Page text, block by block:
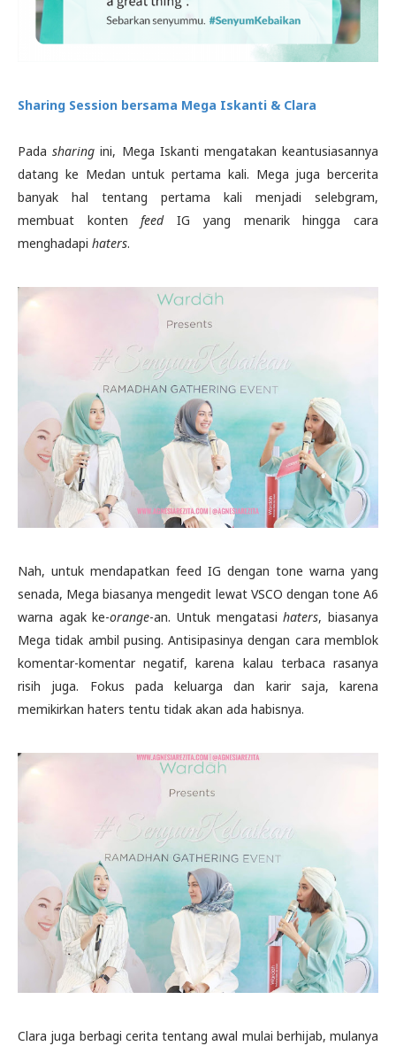
Sharing Session bersama Mega Iskanti & Clara
Padasharing ini, Mega Iskanti mengatakan keantusiasannya
datang ke Medan untuk pertama kali. Mega juga bercerita
banyak hal tentang pertama kali menjadi selebgram,
membuat kontenfeedIG yang menarik hingga cara
menghadapi haters.
Nah, untuk mendapatkan feed IG dengan tone warna yang
senada, Mega biasanya mengedit lewat VSCO dengan tone A6
warna agak ke-orange-an. Untuk mengatasihaters, biasanya
Mega tidak ambil pusing. Antisipasinya dengan cara memblok
komentar-komentar negatif, karena kalau terbaca rasanya
risih juga. Fokus pada keluarga dan karir saja, karena
memikirkan haters tentu tidak akan ada habisnya.
Clara juga berbagi cerita tentang awal mulai berhijab, mulanya